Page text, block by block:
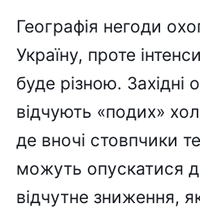
Географія негоди
Україну, проте
буде різною. Західні
відчують «подих»
де вночі стовпчики
можуть опускатися
відчутне зниження,